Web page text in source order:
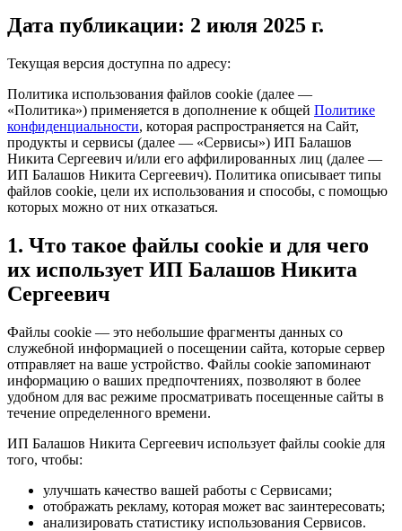
Дата публикации: 2 июля 2025 г.
Текущая версия доступна по адресу:
Политика использования файлов cookie (далее —
«Политика») применяется в дополнение к общей Политике
конфиденциальности, которая распространяется на Сайт,
продукты и сервисы (далее — «Сервисы») ИП Балашов
Никита Сергеевич и/или его аффилированных лиц (далее —
ИП Балашов Никита Сергеевич). Политика описывает типы
файлов cookie, цели их использования и способы, с помощью
которых можно от них отказаться.
1. Что такое файлы cookie и для чего
их использует ИП Балашов Никита
Сергеевич
Файлы cookie — это небольшие фрагменты данных со
служебной информацией о посещении сайта, которые сервер
отправляет на ваше устройство. Файлы cookie запоминают
информацию о ваших предпочтениях, позволяют в более
удобном для вас режиме просматривать посещенные сайты в
течение определенного времени.
ИП Балашов Никита Сергеевич использует файлы cookie для
того, чтобы:
улучшать качество вашей работы с Сервисами;
отображать рекламу, которая может вас заинтересовать;
анализировать статистику использования Сервисов.